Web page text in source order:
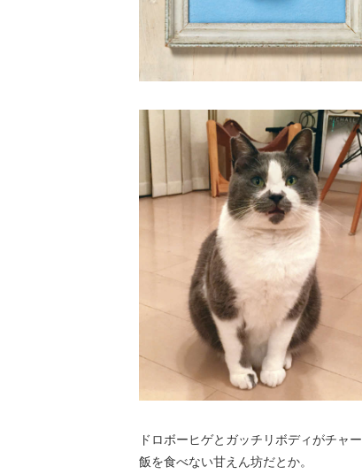
ドロボーヒゲとガッチリボディがチャ
飯を食べない甘えん坊だとか。